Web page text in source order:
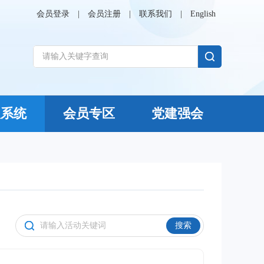
会员登录 会员注册 联系我们 English
统 会员专区 党建强会
搜索